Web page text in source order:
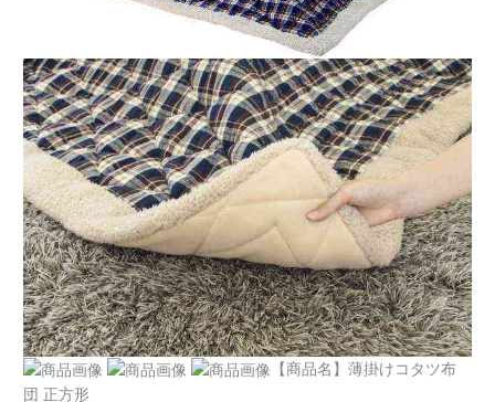
【商品名】薄掛けコタツ布
団 正方形